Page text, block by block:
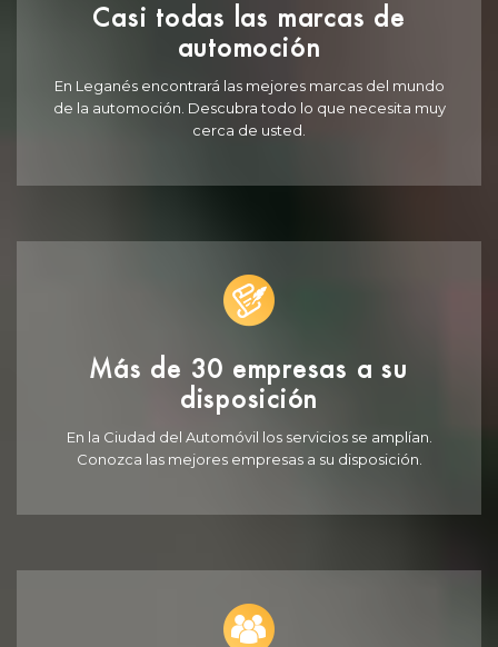
Casi todas las marcas de
automoción
En Leganés encontrará las mejores marcas del mundo
de la automoción. Descubra todo lo que necesita muy
cerca de usted.
Más de 30 empresas a su
disposición
En la Ciudad del Automóvil los servicios se amplían.
Conozca las mejores empresas a su disposición.